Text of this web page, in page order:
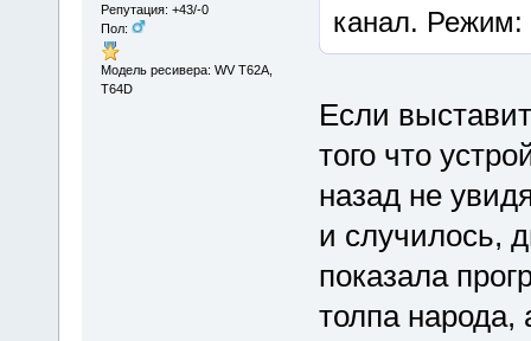
Репутация: +43/-0
Пол:
Модель ресивера: WV T62A,
T64D
канал. Режим:
Если
того что
назад не
и случилось,
показала
толпа народа,